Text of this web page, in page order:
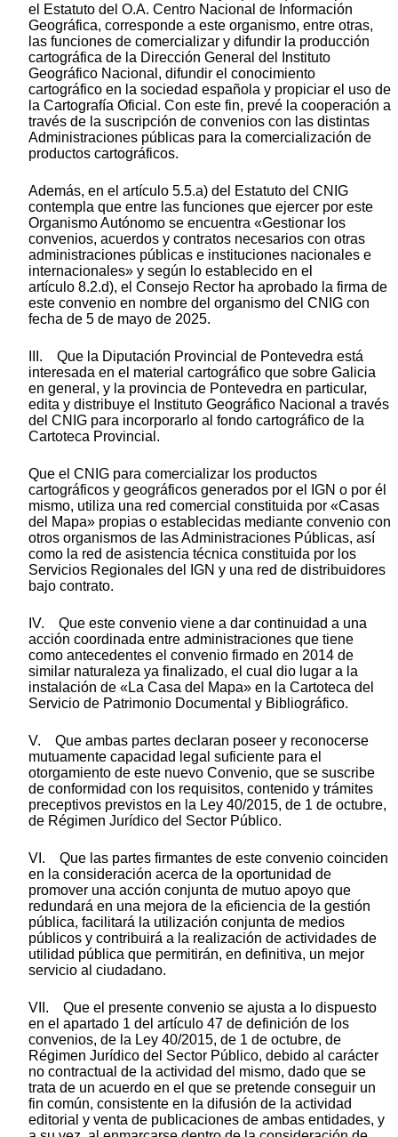
el Estatuto del O.A. Centro Nacional de Información
Geográfica, corresponde a este organismo, entre otras,
las funciones de comercializar y difundir la producción
cartográfica de la Dirección General del Instituto
Geográfico Nacional, difundir el conocimiento
cartográfico en la sociedad española y propiciar el uso de
la Cartografía Oficial. Con este fin, prevé la cooperación a
través de la suscripción de convenios con las distintas
Administraciones públicas para la comercialización de
productos cartográficos.
Además, en el artículo 5.5.a) del Estatuto del CNIG
contempla que entre las funciones que ejercer por este
Organismo Autónomo se encuentra «Gestionar los
convenios, acuerdos y contratos necesarios con otras
administraciones públicas e instituciones nacionales e
internacionales» y según lo establecido en el
artículo 8.2.d), el Consejo Rector ha aprobado la firma de
este convenio en nombre del organismo del CNIG con
fecha de 5 de mayo de 2025.
III. Que la Diputación Provincial de Pontevedra está
interesada en el material cartográfico que sobre Galicia
en general, y la provincia de Pontevedra en particular,
edita y distribuye el Instituto Geográfico Nacional a través
del CNIG para incorporarlo al fondo cartográfico de la
Cartoteca Provincial.
Que el CNIG para comercializar los productos
cartográficos y geográficos generados por el IGN o por él
mismo, utiliza una red comercial constituida por «Casas
del Mapa» propias o establecidas mediante convenio con
otros organismos de las Administraciones Públicas, así
como la red de asistencia técnica constituida por los
Servicios Regionales del IGN y una red de distribuidores
bajo contrato.
IV. Que este convenio viene a dar continuidad a una
acción coordinada entre administraciones que tiene
como antecedentes el convenio firmado en 2014 de
similar naturaleza ya finalizado, el cual dio lugar a la
instalación de «La Casa del Mapa» en la Cartoteca del
Servicio de Patrimonio Documental y Bibliográfico.
V. Que ambas partes declaran poseer y reconocerse
mutuamente capacidad legal suficiente para el
otorgamiento de este nuevo Convenio, que se suscribe
de conformidad con los requisitos, contenido y trámites
preceptivos previstos en la Ley 40/2015, de 1 de octubre,
de Régimen Jurídico del Sector Público.
VI. Que las partes firmantes de este convenio coinciden
en la consideración acerca de la oportunidad de
promover una acción conjunta de mutuo apoyo que
redundará en una mejora de la eficiencia de la gestión
pública, facilitará la utilización conjunta de medios
públicos y contribuirá a la realización de actividades de
utilidad pública que permitirán, en definitiva, un mejor
servicio al ciudadano.
VII. Que el presente convenio se ajusta a lo dispuesto
en el apartado 1 del artículo 47 de definición de los
convenios, de la Ley 40/2015, de 1 de octubre, de
Régimen Jurídico del Sector Público, debido al carácter
no contractual de la actividad del mismo, dado que se
trata de un acuerdo en el que se pretende conseguir un
fin común, consistente en la difusión de la actividad
editorial y venta de publicaciones de ambas entidades, y